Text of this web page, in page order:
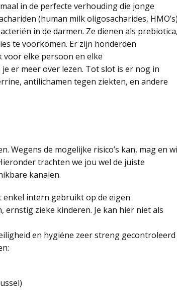
in de perfecte verhouding die jonge
(human milk oligosacharides,
in de darmen. Ze dienen als
te voorkomen. Er zijn honderden
voor elke persoon en elke
er meer over lezen. Tot slot is er nog in
antilichamen tegen ziekten, en andere
Wegens de mogelijke risico’s kan, mag en
trachten we jou wel de juiste
kanalen.
enkel intern gebruikt op de eigen
zieke kinderen. Je kan hier niet als
en hygiëne zeer streng gecontroleerd